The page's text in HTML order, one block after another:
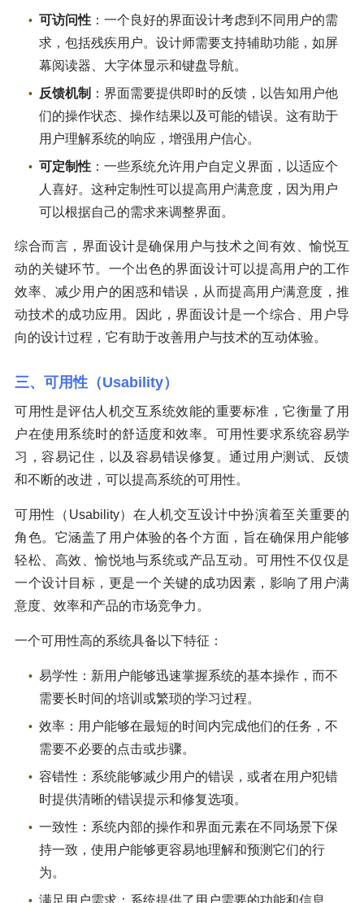
可访问性 ：一个良好的界面设计考虑到不同用户的需
求，包括残疾用户。设计师需要支持辅助功能，如屏
幕阅读器、大字体显示和键盘导航。
反馈机制 ：界面需要提供即时的反馈，以告知用户他
们的操作状态、操作结果以及可能的错误。这有助于
用户理解系统的响应，增强用户信心。
可定制性 ：一些系统允许用户自定义界面，以适应个
人喜好。这种定制性可以提高用户满意度，因为用户
可以根据自己的需求来调整界面。
综合而言，界面设计是确保用户与技术之间有效、愉悦互
动的关键环节。一个出色的界面设计可以提高用户的工作
效率、减少用户的困惑和错误，从而提高用户满意度，推
动技术的成功应用。因此，界面设计是一个综合、用户导
向的设计过程，它有助于改善用户与技术的互动体验。
三、可用性（Usability）
可用性是评估人机交互系统效能的重要标准，它衡量了用
户在使用系统时的舒适度和效率。可用性要求系统容易学
习，容易记住，以及容易错误修复。通过用户测试、反馈
和不断的改进，可以提高系统的可用性。
可用性（Usability）在人机交互设计中扮演着至关重要的
角色。它涵盖了用户体验的各个方面，旨在确保用户能够
轻松、高效、愉悦地与系统或产品互动。可用性不仅仅是
一个设计目标，更是一个关键的成功因素，影响了用户满
意度、效率和产品的市场竞争力。
一个可用性高的系统具备以下特征：
易学性：新用户能够迅速掌握系统的基本操作，而不
需要长时间的培训或繁琐的学习过程。
效率：用户能够在最短的时间内完成他们的任务，不
需要不必要的点击或步骤。
容错性：系统能够减少用户的错误，或者在用户犯错
时提供清晰的错误提示和修复选项。
一致性：系统内部的操作和界面元素在不同场景下保
持一致，使用户能够更容易地理解和预测它们的行
为。
满足用户需求：系统提供了用户需要的功能和信息，